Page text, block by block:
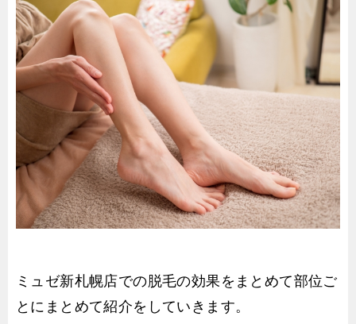
ミュゼ新札幌店での脱毛の効果をまとめて部位ご
とにまとめて紹介をしていきます。